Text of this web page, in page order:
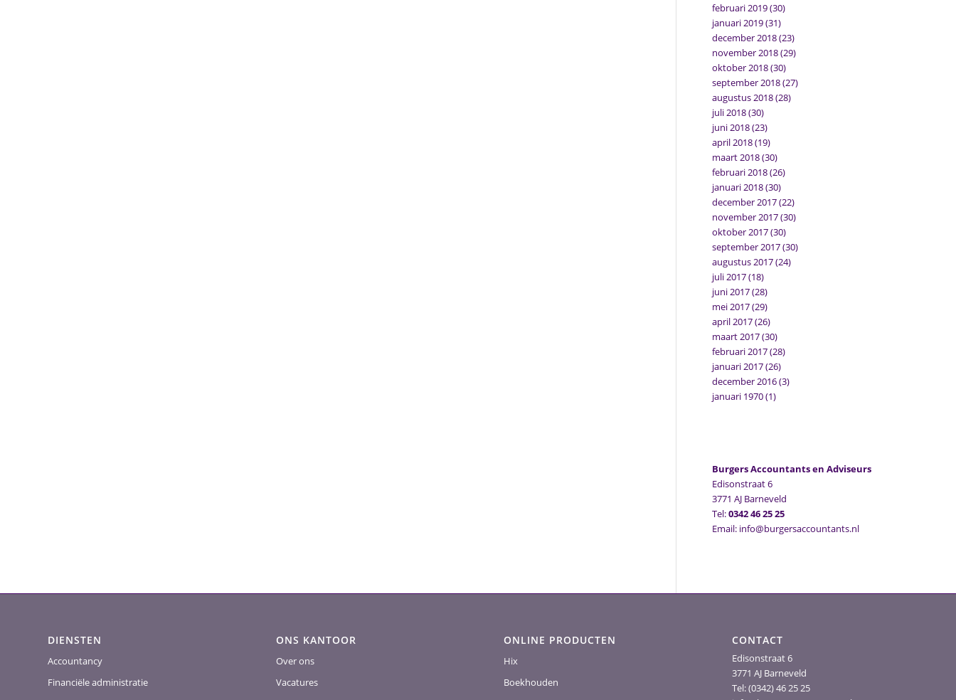
februari 2019(30)
januari 2019(31)
december 2018(23)
november 2018(29)
oktober 2018(30)
september 2018(27)
augustus 2018(28)
juli 2018(30)
juni 2018(23)
april 2018(19)
maart 2018(30)
februari 2018(26)
januari 2018(30)
december 2017(22)
november 2017(30)
oktober 2017(30)
september 2017(30)
augustus 2017(24)
juli 2017(18)
juni 2017(28)
mei 2017(29)
april 2017(26)
maart 2017(30)
februari 2017(28)
januari 2017(26)
december 2016(3)
januari 1970(1)
Burgers Accountants en Adviseurs
Edisonstraat 6
3771 AJ Barneveld
Tel:0342 46 25 25
Email: info@burgersaccountants.nl
DIENSTEN
Accountancy
Financiële administratie
ONS KANTOOR
Over ons
Vacatures
ONLINE PRODUCTEN
Hix
Boekhouden
CONTACT
Edisonstraat 6
3771 AJ Barneveld
Tel: (0342) 46 25 25